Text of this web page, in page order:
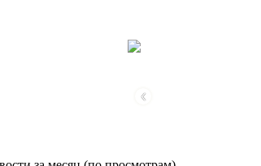
‹